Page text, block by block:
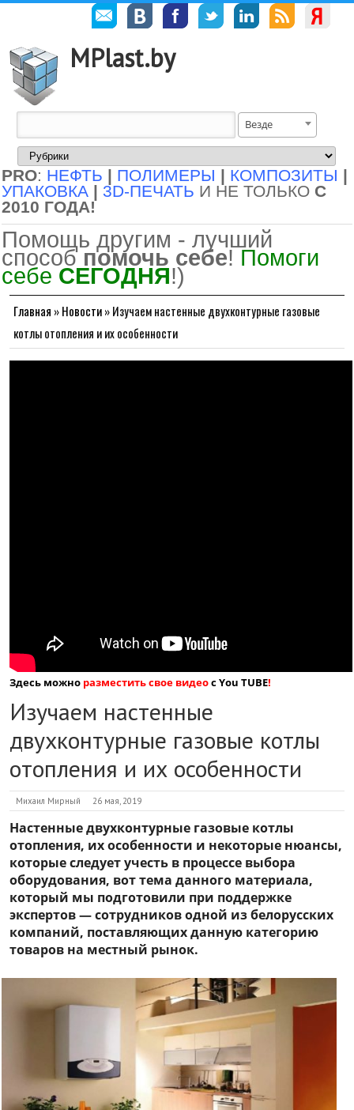
MPlast.by
Везде
PRO: НЕФТЬ | ПОЛИМЕРЫ | КОМПОЗИТЫ |
УПАКОВКА | 3D-ПЕЧАТЬ И НЕ ТОЛЬКО С
2010 ГОДА!
Помощь другим - лучший
способ помочь себе! Помоги
себе СЕГОДНЯ!)
Главная »Новости»Изучаем настенные двухконтурные газовые
котлы отопления и их особенности
Здесь можно разместить свое видеос You TUBE!
Изучаем настенные
двухконтурные газовые котлы
отопления и их особенности
Михаил Мирный 26 мая, 2019
Настенные двухконтурные газовые котлы
отопления, их особенности и некоторые нюансы,
которые следует учесть в процессе выбора
оборудования, вот тема данного материала,
который мы подготовили при поддержке
экспертов — сотрудников одной из белорусских
компаний, поставляющих данную категорию
товаров на местный рынок.